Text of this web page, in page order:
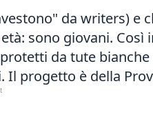
da writers) e
sono giovani. Così
da tute
progetto è della